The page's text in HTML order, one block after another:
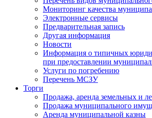
Мониторинг качества
Электронные сервисы
Предварительная запись
Другая информация
Новости
Информация о типичных
при предоставлении
Услуги по погребению
Перечень МСЗУ
Торги
Продажа, аренда земельных и
Продажа муниципального
Аренда муниципальной казны